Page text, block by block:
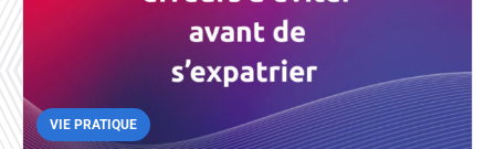
VIE PRATIQUE